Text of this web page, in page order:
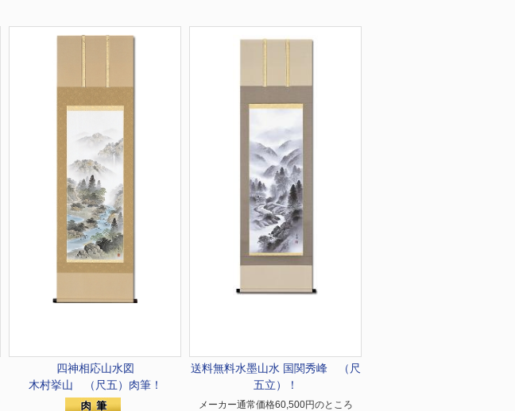
四神相応山水図
木村挙山 （尺五）肉筆！
送料無料水墨山水 国関秀峰 （尺
五立）！
メーカー通常価格60,500円のところ